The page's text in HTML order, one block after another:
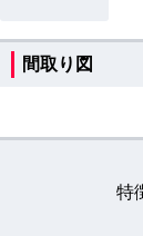
間取り図
特